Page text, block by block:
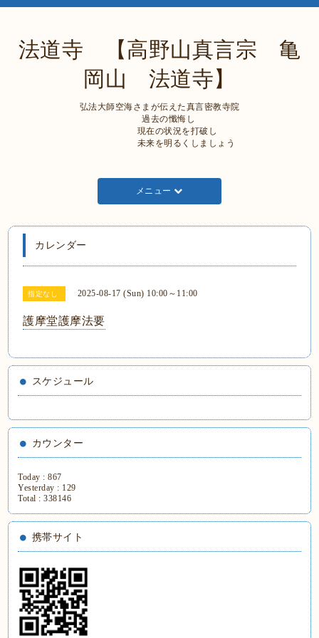
法道寺 【高野山真言宗 亀
岡山 法道寺】
弘法大師空海さまが伝えた真言密教寺院
過去の懺悔し
現在の状況を打破し
未来を明るくしましょう
メニュー
カレンダー
指定なし 2025-08-17 (Sun) 10:00～11:00
護摩堂護摩法要
スケジュール
カウンター
Today :867
Yesterday : 129
Total :338146
携帯サイト